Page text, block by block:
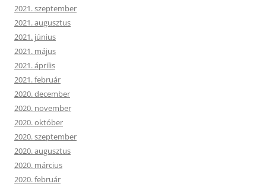
2021. szeptember
2021. augusztus
2021. június
2021. május
2021. április
2021. február
2020. december
2020. november
2020. október
2020. szeptember
2020. augusztus
2020. március
2020. február